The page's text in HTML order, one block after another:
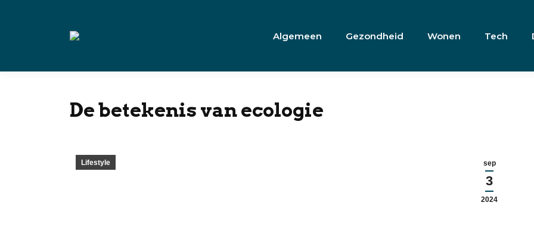
Algemeen Gezondheid Wonen Tech
De betekenis van ecologie
sep
3
2024
Lifestyle